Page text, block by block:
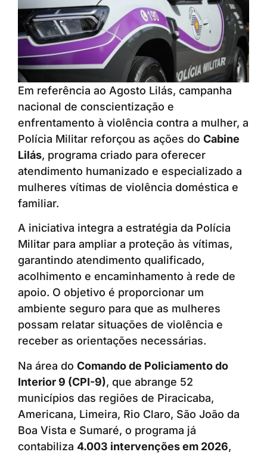
Em referência ao Agosto Lilás, campanha
nacional de conscientização e
enfrentamento à violência contra a mulher, a
Polícia Militar reforçou as ações do Cabine
Lilás, programa criado para oferecer
atendimento humanizado e especializado a
mulheres vítimas de violência doméstica e
familiar.
A iniciativa integra a estratégia da Polícia
Militar para ampliar a proteção às vítimas,
garantindo atendimento qualificado,
acolhimento e encaminhamento à rede de
apoio. O objetivo é proporcionar um
ambiente seguro para que as mulheres
possam relatar situações de violência e
receber as orientações necessárias.
Na área do Comando de Policiamento do
Interior 9 (CPI-9), que abrange 52
municípios das regiões de Piracicaba,
Americana, Limeira, Rio Claro, São João da
Boa Vista e Sumaré, o programa já
contabiliza 4.003 intervenções em 2026,